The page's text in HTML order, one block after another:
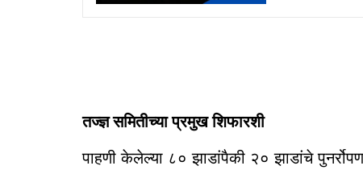
तज्ज्ञ समितीच्या प्रमुख शिफारशी
पाहणी केलेल्या ८० झाडांपैकी २० झाडांचे